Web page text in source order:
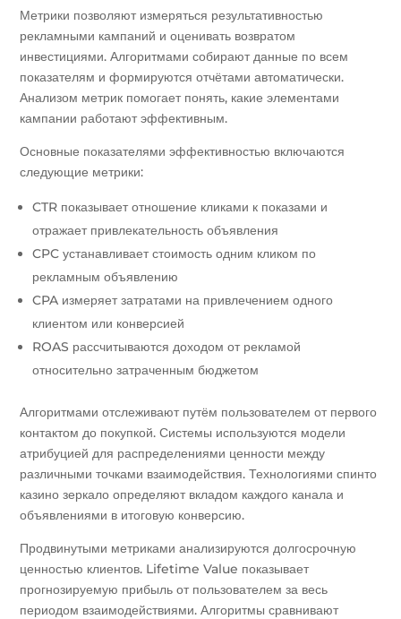
Метрики позволяют измеряться результативностью
рекламными кампаний и оценивать возвратом
инвестициями. Алгоритмами собирают данные по всем
показателям и формируются отчётами автоматически.
Анализом метрик помогает понять, какие элементами
кампании работают эффективным.
Основные показателями эффективностью включаются
следующие метрики:
CTR показывает отношение кликами к показами и
отражает привлекательность объявления
CPC устанавливает стоимость одним кликом по
рекламным объявлению
CPA измеряет затратами на привлечением одного
клиентом или конверсией
ROAS рассчитываются доходом от рекламой
относительно затраченным бюджетом
Алгоритмами отслеживают путём пользователем от первого
контактом до покупкой. Системы используются модели
атрибуцией для распределениями ценности между
различными точками взаимодействия. Технологиями спинто
казино зеркало определяют вкладом каждого канала и
объявлениями в итоговую конверсию.
Продвинутыми метриками анализируются долгосрочную
ценностью клиентов. Lifetime Value показывает
прогнозируемую прибыль от пользователем за весь
периодом взаимодействиями. Алгоритмы сравнивают